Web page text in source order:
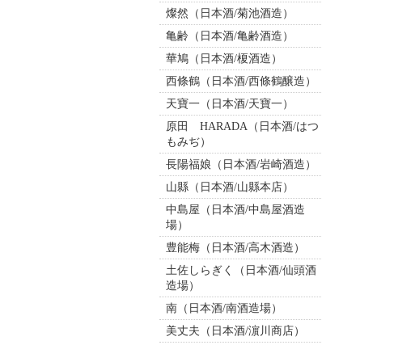
燦然（日本酒/菊池酒造）
亀齢（日本酒/亀齢酒造）
華鳩（日本酒/榎酒造）
西條鶴（日本酒/西條鶴醸造）
天寶一（日本酒/天寶一）
原田 HARADA（日本酒/はつ
もみぢ）
長陽福娘（日本酒/岩崎酒造）
山縣（日本酒/山縣本店）
中島屋（日本酒/中島屋酒造
場）
豊能梅（日本酒/高木酒造）
土佐しらぎく（日本酒/仙頭酒
造場）
南（日本酒/南酒造場）
美丈夫（日本酒/濵川商店）